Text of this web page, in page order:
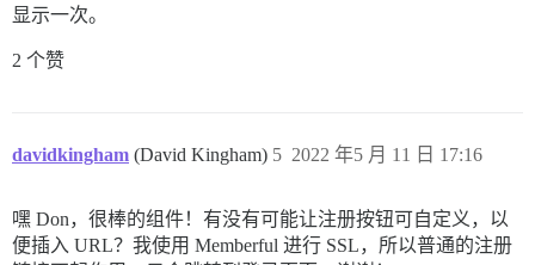
显示一次。
2 个赞
davidkingham (David Kingham) 2022 年5 月 11 日 17:16
5
嘿 Don，很棒的组件！有没有可能让注册按钮可自定义，以
便插入 URL？我使用 Memberful 进行 SSL，所以普通的注册